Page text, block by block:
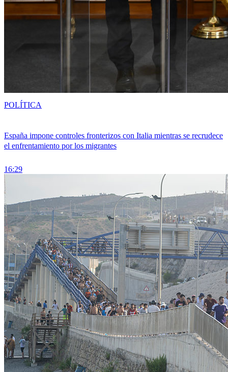
España impone controles fronterizos con Italia mientras se recrudece
el enfrentamiento por los migrantes
16:29
POLÍTICA